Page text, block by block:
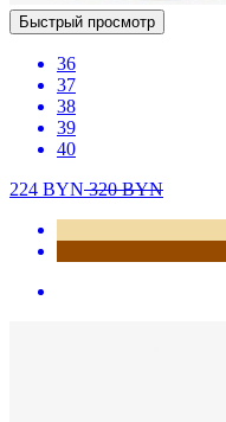
Быстрый просмотр
36
37
38
39
40
224 BYN320BYN